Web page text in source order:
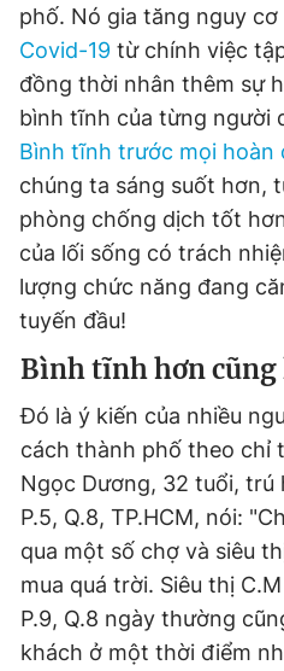
phố. Nó gia tăng nguy
Covid-19 từ chính việc
đồng thời nhân thêm sự
bình tĩnh của từng người
Bình tĩnh trước mọi hoàn
chúng ta sáng suốt hơn,
phòng chống dịch tốt
của lối sống có trách
lượng chức năng đang
tuyến đầu!
Bình tĩnh hơn cũng
Đó là ý kiến của nhiều
cách thành phố theo chỉ
Ngọc Dương, 32 tuổi, trú
P.5, Q.8, TP.HCM, nói:
qua một số chợ và siêu
mua quá trời. Siêu thị
P.9, Q.8 ngày thường
khách ở một thời điểm